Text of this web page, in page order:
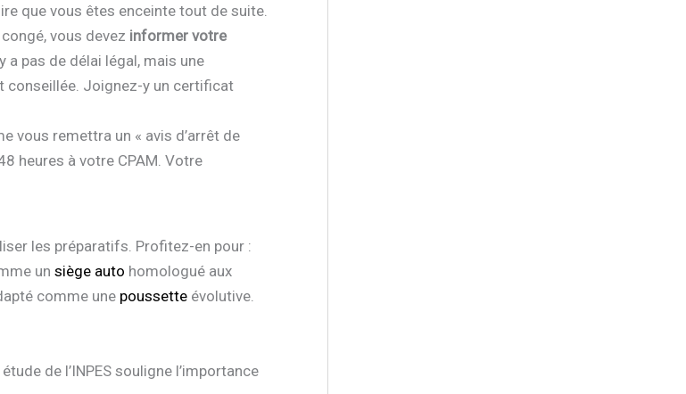
que vous êtes enceinte tout de suite.
vous devez informer votre
a pas de délai légal, mais une
conseillée. Joignez-y un certificat
vous remettra un « avis d’arrêt de
heures à votre CPAM. Votre
les préparatifs. Profitez-en pour :
un siège auto homologué aux
comme une poussette évolutive.
de l’INPES souligne l’importance